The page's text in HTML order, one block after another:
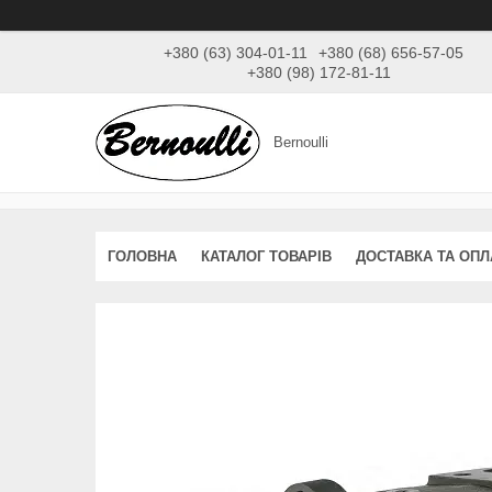
+380 (63) 304-01-11
+380 (68) 656-57-05
+380 (98) 172-81-11
Bernoulli
ГОЛОВНА КАТАЛОГ ТОВАРІВ ДОСТАВКА ТА